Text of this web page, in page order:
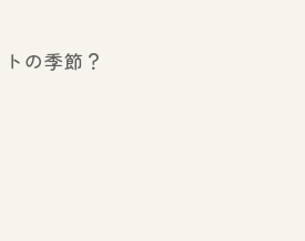
の季節？